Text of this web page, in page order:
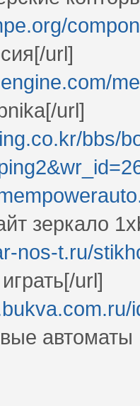
url]
url]
bbs/
зеркало
nos-t.ru/
url]